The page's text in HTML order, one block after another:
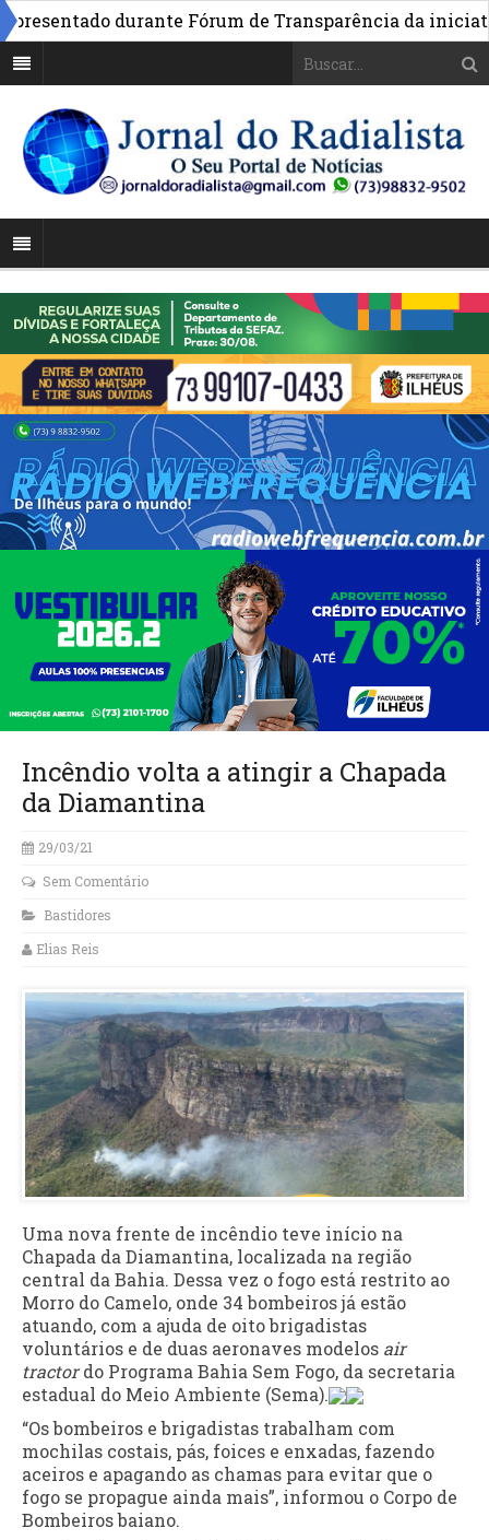
durante Fórum de Transparência da iniciativa
Incêndio volta a atingir a Chapada
da Diamantina
29/03/21
Sem Comentário
Bastidores
Elias Reis
Uma nova frente de incêndio teve início na
Chapada da Diamantina, localizada na região
central da Bahia. Dessa vez o fogo está restrito ao
Morro do Camelo, onde 34 bombeiros já estão
atuando, com a ajuda de oito brigadistas
voluntários e de duas aeronaves modelos air
tractordo Programa Bahia Sem Fogo, da secretaria
estadual do Meio Ambiente (Sema).
“Os bombeiros e brigadistas trabalham com
mochilas costais, pás, foices e enxadas, fazendo
aceiros e apagando as chamas para evitar que o
fogo se propague ainda mais”, informou o Corpo de
Bombeiros baiano.